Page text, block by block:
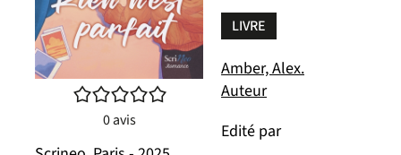
/5
0avis
LIVRE
Amber, Alex.
Auteur
Edité par